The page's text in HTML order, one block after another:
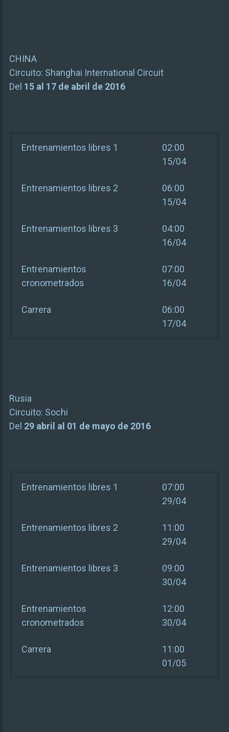
CHINA
Circuito: Shanghai International Circuit
Del 15 al 17 de abril de 2016
Entrenamientos libres 1
02:00
15/04
Entrenamientos libres 2
06:00
15/04
Entrenamientos libres 3
04:00
16/04
Entrenamientos
cronometrados
07:00
16/04
Carrera
06:00
17/04
Rusia
Circuito: Sochi
Del 29 abril al 01 de mayo de 2016
Entrenamientos libres 1
07:00
29/04
Entrenamientos libres 2
11:00
29/04
Entrenamientos libres 3
09:00
30/04
Entrenamientos
cronometrados
12:00
30/04
Carrera
11:00
01/05